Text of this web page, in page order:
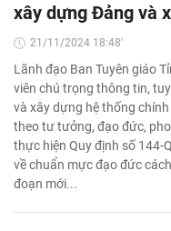
xây dựng Đảng và
21/11/2024 18:48'
Lãnh đạo Ban Tuyên giáo
viên chú trọng thông tin,
và xây dựng hệ thống
theo tư tưởng, đạo đức,
thực hiện Quy định số
về chuẩn mực đạo đức
đoạn mới...